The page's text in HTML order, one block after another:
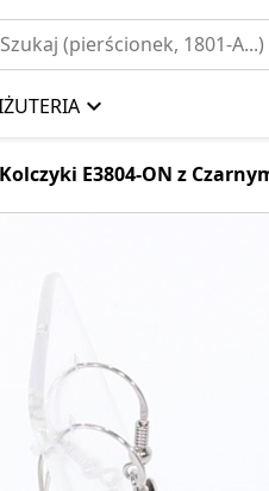
Kolczyki E3804-ON z